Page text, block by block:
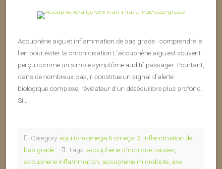
Acouphène aigu et inflammation de bas grade : comprendre le
lien pour éviter la chronicisation L’acouphène aigu est souvent
perçu comme un simple symptôme auditif passager. Pourtant,
dans de nombreux cas, il constitue un signal d’alerte
biologique complexe, révélateur d’un déséquilibre plus profond.
Si…
Category: équilibre omega 6 omega 3 inflammation de
bas grade
Tags: acouphene chronique causes
acouphene inflammation acouphene microbiote axe